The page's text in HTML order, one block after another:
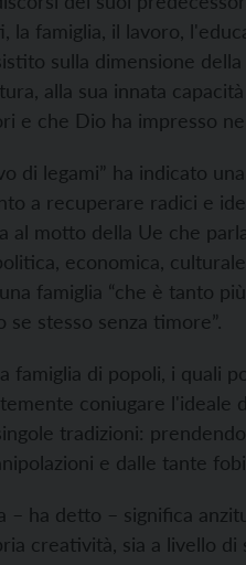
famiglia, il lavoro,
sulla dimensione
alla sua innata
e che Dio ha impresso
di legami” ha indicato
a recuperare radici e
al motto della Ue che
economica,
famiglia “che è tanto
stesso senza timore”.
famiglia di popoli, i quali
coniugare l'ideale
tradizioni:
e dalle tante
ha detto – significa
creatività, sia a livello di